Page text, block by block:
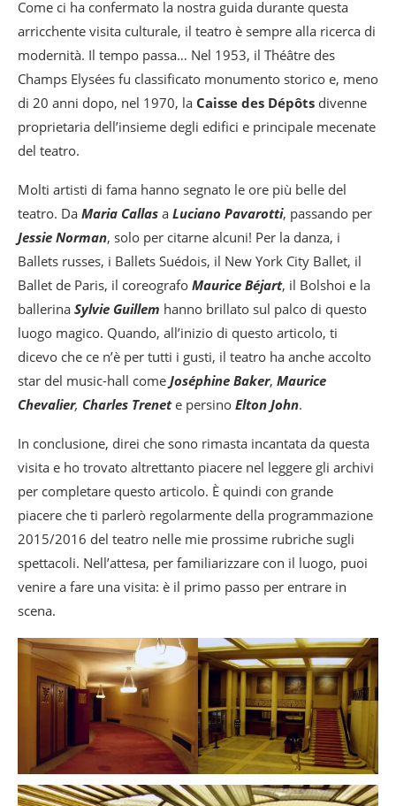
Come ci ha confermato la nostra guida durante questa
arricchente visita culturale, il teatro è sempre alla ricerca di
modernità. Il tempo passa… Nel 1953, il Théâtre des
Champs Elysées fu classificato monumento storico e, meno
di 20 anni dopo, nel 1970, la Caisse des Dépôts divenne
proprietaria dell’insieme degli edifici e principale mecenate
del teatro.
Molti artisti di fama hanno segnato le ore più belle del
teatro. Da Maria Callas a Luciano Pavarotti, passando per
Jessie Norman, solo per citarne alcuni! Per la danza, i
Ballets russes, i Ballets Suédois, il New York City Ballet, il
Ballet de Paris, il coreografo Maurice Béjart, il Bolshoi e la
ballerina Sylvie Guillem hanno brillato sul palco di questo
luogo magico. Quando, all’inizio di questo articolo, ti
dicevo che ce n’è per tutti i gusti, il teatro ha anche accolto
star del music-hall come Joséphine Baker, Maurice
Chevalier, Charles Trenete persino Elton John.
In conclusione, direi che sono rimasta incantata da questa
visita e ho trovato altrettanto piacere nel leggere gli archivi
per completare questo articolo. È quindi con grande
piacere che ti parlerò regolarmente della programmazione
2015/2016 del teatro nelle mie prossime rubriche sugli
spettacoli. Nell’attesa, per familiarizzare con il luogo, puoi
venire a fare una visita: è il primo passo per entrare in
scena.